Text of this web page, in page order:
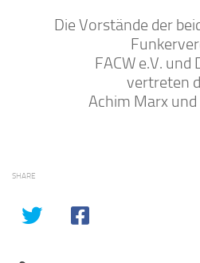
Die Vorstände der
FACW e.V. und
vertreten
Achim Marx und
SHARE